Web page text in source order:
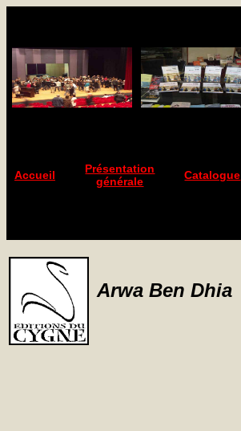
Accueil
Présentation
générale
Catalogue
Arwa Ben Dhia